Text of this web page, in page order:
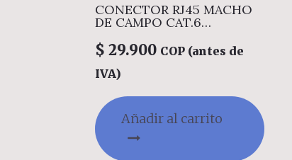
CONECTOR RJ45 MACHO
DE CAMPO CAT.6
T568A
$ 29.900 COP (antes de
IVA)
Añadir al carrito